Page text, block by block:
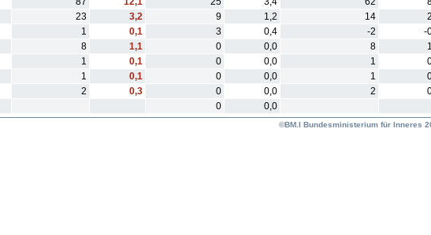
23 3,2 9 1,2 14
1 0,1 3 0,4 -2 -
8 1,1 0 0,0 8
1 0,1 0 0,0 1
1 0,1 0 0,0 1
2 0,3 0 0,0 2
0 0,0
©BM.I Bundesministerium für Inneres